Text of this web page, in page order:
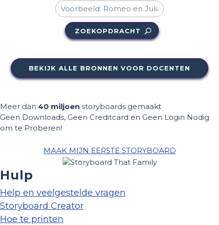
ZOEKOPDRACHT
BEKIJK ALLE BRONNEN VOOR DOCENTEN
Meer dan 40 miljoen storyboards gemaakt
Geen Downloads, Geen Creditcard en Geen Login Nodig
om te Proberen!
MAAK MIJN EERSTE STORYBOARD
Hulp
Help en veelgestelde vragen
Storyboard Creator
Hoe te printen